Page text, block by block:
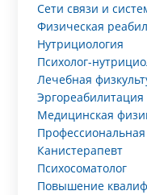
Сети связи и
Физическая
Нутрициология
Психолог-
Лечебная
Эргореабилитация
Медицинская
Канистерапевт
Психосоматолог
Повышение